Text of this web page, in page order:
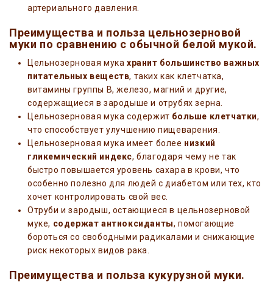
артериального давления.
Преимущества и польза цельнозерновой
муки по сравнению с обычной белой мукой.
Цельнозерновая мука хранит большинство важных
питательных веществ, таких как клетчатка,
витамины группы В, железо, магний и другие,
содержащиеся в зародыше и отрубях зерна.
Цельнозерновая мука содержит больше клетчатки,
что способствует улучшению пищеварения.
Цельнозерновая мука имеет более низкий
гликемический индекс, благодаря чему не так
быстро повышается уровень сахара в крови, что
особенно полезно для людей с диабетом или тех, кто
хочет контролировать свой вес.
Отруби и зародыш, остающиеся в цельнозерновой
муке, содержат антиоксиданты, помогающие
бороться со свободными радикалами и снижающие
риск некоторых видов рака.
Преимущества и польза кукурузной муки.